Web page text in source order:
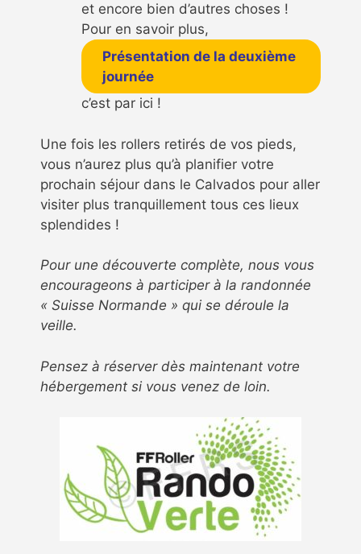
et encore bien d’autres choses !
Pour en savoir plus,
Présentation de la deuxième
journée
c’est par ici !
Une fois les rollers retirés de vos pieds,
vous n’aurez plus qu’à planifier votre
prochain séjour dans le Calvados pour aller
visiter plus tranquillement tous ces lieux
splendides !
Pour une découverte complète, nous vous
encourageons à participer à la randonnée
« Suisse Normande » qui se déroule la
veille.
Pensez à réserver dès maintenant votre
hébergement si vous venez de loin.